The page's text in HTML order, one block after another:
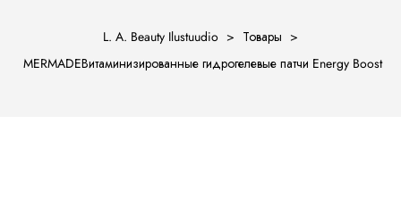
L. A. Beauty Ilustuudio > Товары >
MERMADEВитаминизированные гидрогелевые патчи Energy Boost